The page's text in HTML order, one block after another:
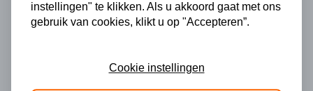
rijervaring
instellingen" te klikken. Als u akkoord gaat met ons
gebruik van cookies, klikt u op "Accepteren”.
Cookie instellingen